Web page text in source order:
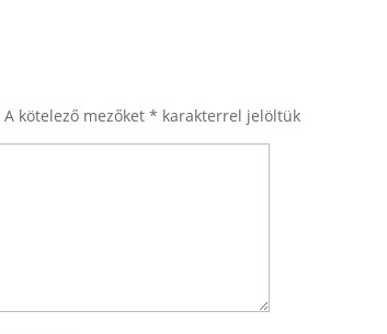
A kötelező mezőket* karakterrel jelöltük